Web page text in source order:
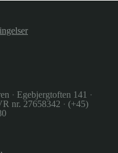
· Egebjergtoften 141 ·
nr. 27658342 · (+45)